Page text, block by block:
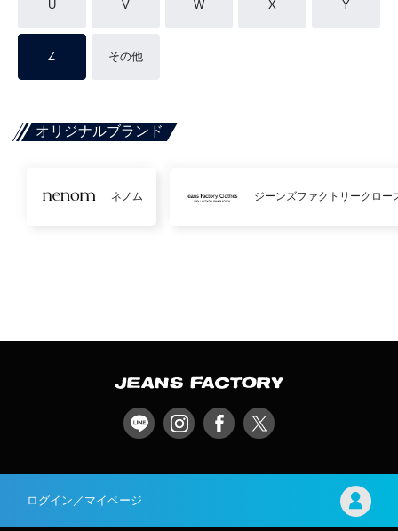
U V W X Y
Z その他
オリジナルブランド
ネノム ジーンズファクトリークロー
ログイン／マイページ